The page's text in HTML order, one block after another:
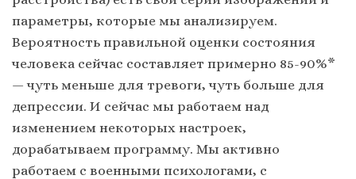
параметры, которые мы анализируем.
Вероятность правильной оценки состояния
человека сейчас составляет примерно 85-90%*
— чуть меньше для тревоги, чуть больше для
депрессии. И сейчас мы работаем над
изменением некоторых настроек,
дорабатываем программу. Мы активно
работаем с военными психологами, с